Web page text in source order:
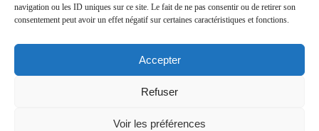
navigation ou les ID uniques sur ce site. Le fait de ne pas consentir ou de retirer son
consentement peut avoir un effet négatif sur certaines caractéristiques et fonctions.
Accepter
Refuser
Voir les préférences